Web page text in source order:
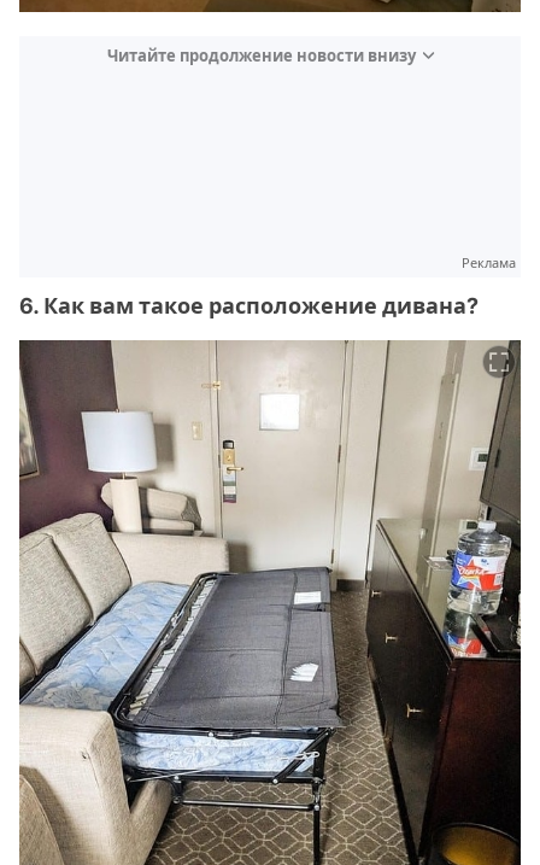
Читайте продолжение новости внизу
Реклама
6. Как вам такое расположение дивана?